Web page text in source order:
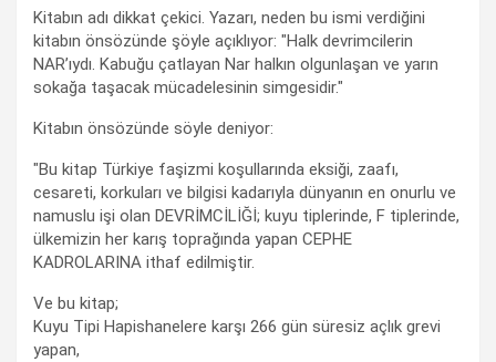
Kitabın adı dikkat çekici. Yazarı, neden bu ismi verdiğini
kitabın önsözünde şöyle açıklıyor: "Halk devrimcilerin
NAR’ıydı. Kabuğu çatlayan Nar halkın olgunlaşan ve yarın
sokağa taşacak mücadelesinin simgesidir."
Kitabın önsözünde söyle deniyor:
"Bu kitap Türkiye faşizmi koşullarında eksiği, zaafı,
cesareti, korkuları ve bilgisi kadarıyla dünyanın en onurlu ve
namuslu işi olan DEVRİMCİLİĞİ; kuyu tiplerinde, F tiplerinde,
ülkemizin her karış toprağında yapan CEPHE
KADROLARINA ithaf edilmiştir.
Ve bu kitap;
Kuyu Tipi Hapishanelere karşı 266 gün süresiz açlık grevi
yapan,